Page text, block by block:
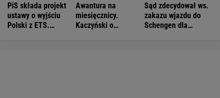
PiS składa projekt
ustawy o wyjściu
Polski z ETS.
Awantura na
miesięcznicy.
Kaczyński o
Sąd zdecydował ws.
zakazu wjazdu do
Schengen dla